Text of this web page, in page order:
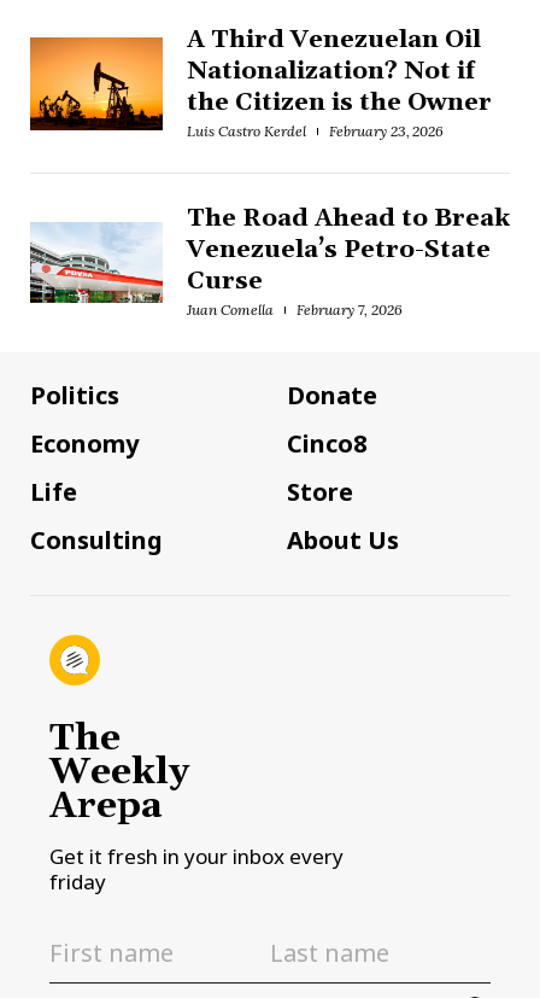
A Third Venezuelan Oil
Nationalization? Not if
the Citizen is the Owner
Luis Castro Kerdel February 23, 2026
The Road Ahead to Break
Venezuela’s Petro-State
Curse
Juan Comella February 7, 2026
Politics
Economy
Life
Consulting
Donate
Cinco8
Store
About Us
The
Weekly
Arepa
Get it fresh in your inbox every
friday